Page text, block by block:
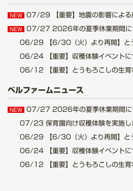
NEW 07/29 【重要】地震の影響による
NEW 07/27 2026年の夏季休業期間に
06/29 【6/30（火）より再開】と
06/24 【重要】収穫体験イベントに
06/12 【重要】とうもろこしの生育
ベルファームニュース
NEW 07/27 2026年の夏季休業期間に
07/23 保育園向け収穫体験を実施し
06/29 【6/30（火）より再開】と
06/24 【重要】収穫体験イベントに
06/12 【重要】とうもろこしの生育